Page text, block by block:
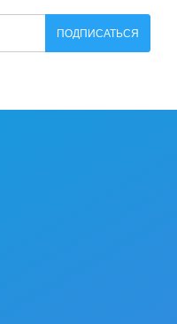
ПОДПИСАТЬСЯ